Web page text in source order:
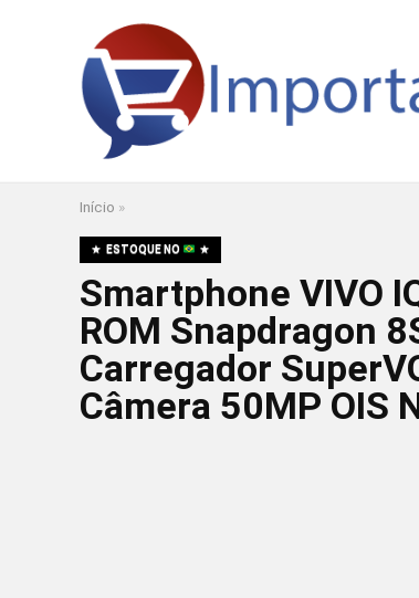
Início »
ESTOQUE NO
Smartphone VIVO
ROM Snapdragon
Carregador
Câmera 50MP OIS